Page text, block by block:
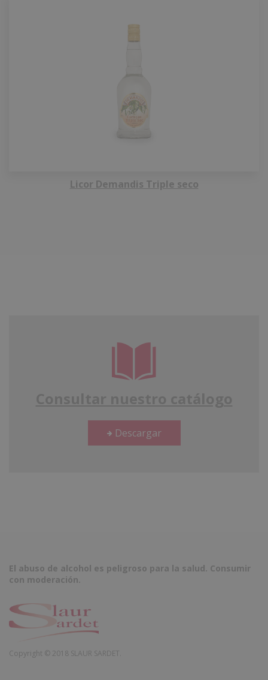
Licor Demandis Triple seco
Descargar
El abuso de alcohol es peligroso para la salud. Consumir
con moderación.
Copyright © 2018 SLAUR SARDET.